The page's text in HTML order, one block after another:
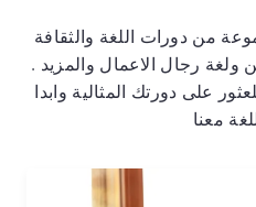
من دورات اللغة والثقافة
ولغة رجال الاعمال والمزيد .
على دورتك المثالية وابدا
معنا